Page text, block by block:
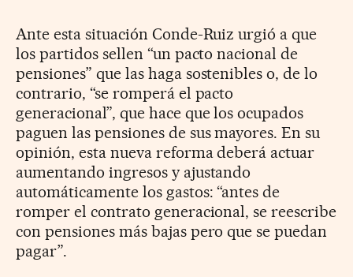
Ante esta situación Conde-Ruiz urgió a que
los partidos sellen “un pacto nacional de
pensiones” que las haga sostenibles o, de lo
contrario, “se romperá el pacto
generacional”, que hace que los ocupados
paguen las pensiones de sus mayores. En su
opinión, esta nueva reforma deberá actuar
aumentando ingresos y ajustando
automáticamente los gastos: “antes de
romper el contrato generacional, se reescribe
con pensiones más bajas pero que se puedan
pagar”.